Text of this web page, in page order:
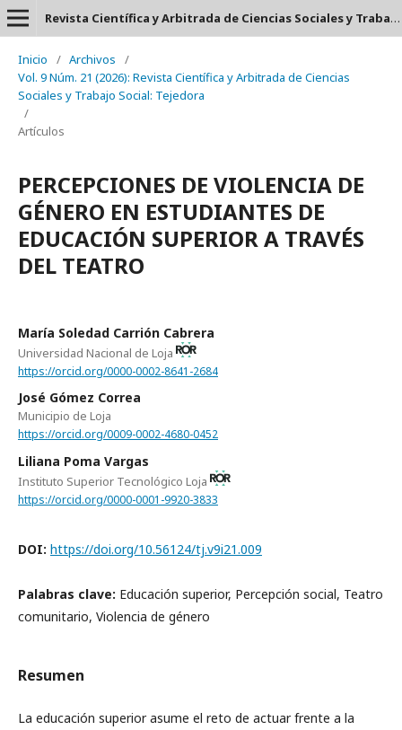
Revista Científica y Arbitrada de Ciencias Sociales y Trabajo Social: Tejedora. ISSN: 2697-3626
Inicio / Archivos
/
Vol. 9 Núm. 21 (2026): Revista Científica y Arbitrada de Ciencias
Sociales y Trabajo Social: Tejedora
/
Artículos
PERCEPCIONES DE VIOLENCIA DE
GÉNERO EN ESTUDIANTES DE
EDUCACIÓN SUPERIOR A TRAVÉS
DEL TEATRO
María Soledad Carrión Cabrera
Universidad Nacional de Loja
https://orcid.org/0000-0002-8641-2684
José Gómez Correa
Municipio de Loja
https://orcid.org/0009-0002-4680-0452
Liliana Poma Vargas
Instituto Superior Tecnológico Loja
https://orcid.org/0000-0001-9920-3833
DOI: https://doi.org/10.56124/tj.v9i21.009
Palabras clave: Educación superior, Percepción social, Teatro
comunitario, Violencia de género
Resumen
La educación superior asume el reto de actuar frente a la